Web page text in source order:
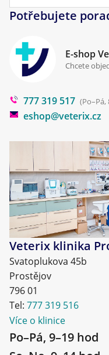
Pamlsky pro psy
Reklamace a vrácení
Cookies a podmínky
Klinika Prostějov
Poradna
Blog
Potřebujete
E-shop
Chcete
777 319 517 (Po–Pá,
eshop@veterix.cz
Veterix klinika
Svatoplukova 45b
Prostějov
796 01
Tel: 777 319 516
Více o klinice
Po–Pá, 9–19 hod